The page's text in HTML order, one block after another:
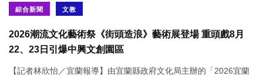
綜合新聞 文教
2026潮流文化藝術祭《街頭造浪》藝術展登場 重頭戲8月
22、23日引爆中興文創園區
【記者林欣怡／宜蘭報導】由宜蘭縣政府文化局主辦的「2026宜蘭